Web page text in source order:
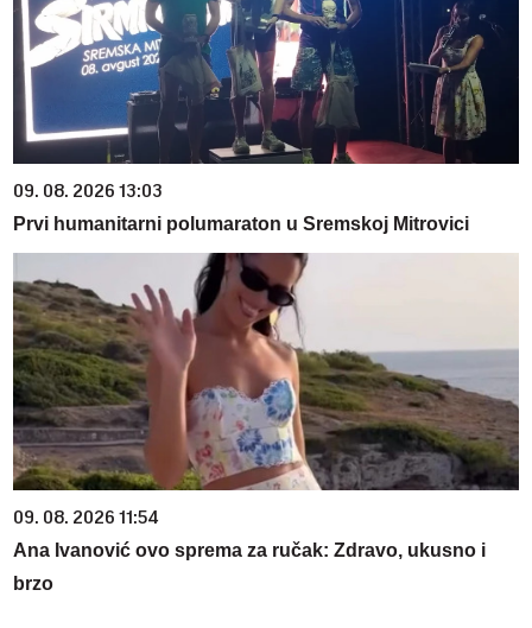
09. 08. 2026 13:03
Prvi humanitarni polumaraton u Sremskoj Mitrovici
09. 08. 2026 11:54
Ana Ivanović ovo sprema za ručak: Zdravo, ukusno i
brzo